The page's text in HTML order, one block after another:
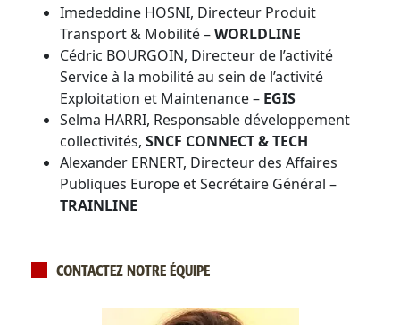
Imededdine HOSNI, Directeur Produit
Transport & Mobilité –WORLDLINE
Cédric BOURGOIN, Directeur de l’activité
Service à la mobilité au sein de l’activité
Exploitation et Maintenance – EGIS
Selma HARRI, Responsable développement
collectivités, SNCF CONNECT & TECH
Alexander ERNERT, Directeur des Affaires
Publiques Europe et Secrétaire Général –
TRAINLINE
CONTACTEZ NOTRE ÉQUIPE